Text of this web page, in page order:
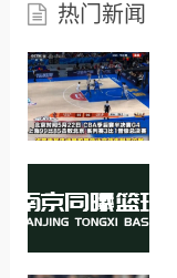
热门新闻